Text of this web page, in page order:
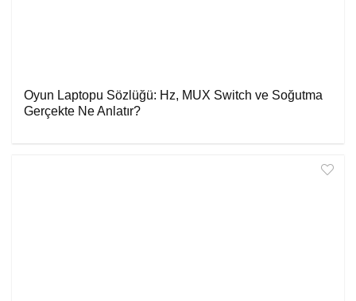
Oyun Laptopu Sözlüğü: Hz, MUX Switch ve Soğutma
Gerçekte Ne Anlatır?